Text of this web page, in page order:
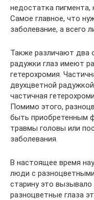
недостатка пигмента,
Самое главное, что
заболевание, а всего
Также различают два
радужки глаз имеют
гетерохромия.
двухцветной
частичная
Помимо этого,
быть приобретенным
травмы головы или
заболевания.
В настоящее время
люди с
старину это вызывало
разноцветные глаза